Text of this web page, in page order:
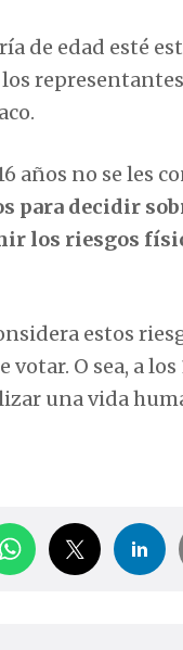
de edad esté
años no se les
para decidir
los riesgos
estos
O sea, a
una vida